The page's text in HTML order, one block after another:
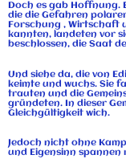
Doch es gab Hoffnung.
die die Gefahren
Forschung , Wirtschaft
kannten, landeten vor
beschlossen, die Saat
Und siehe da, die von
keimte und wuchs. Sie
trauten und die
gründeten. In dieser
Gleichgültigkeit wich.
Jedoch nicht ohne
und Eigensinn spannen